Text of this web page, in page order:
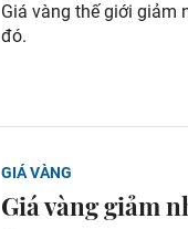
Giá vàng thế giới giảm
đó.
GIÁ VÀNG
Giá vàng giảm